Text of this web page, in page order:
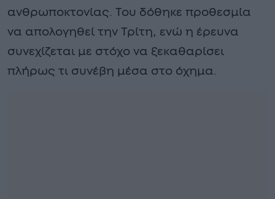
ανθρωποκτονίας. Του δόθηκε προθεσμία
να απολογηθεί την Τρίτη, ενώ η έρευνα
συνεχίζεται με στόχο να ξεκαθαρίσει
πλήρως τι συνέβη μέσα στο όχημα.